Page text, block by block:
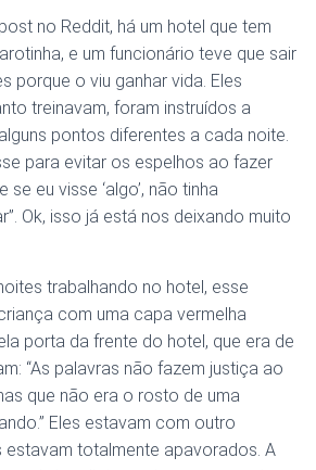
no Reddit, há um hotel que tem
e um funcionário teve que sair
porque o viu ganhar vida. Eles
treinavam, foram instruídos a
pontos diferentes a cada noite.
para evitar os espelhos ao fazer
eu visse ‘algo’, não tinha
Ok, isso já está nos deixando muito
trabalhando no hotel, esse
com uma capa vermelha
porta da frente do hotel, que era de
“As palavras não fazem justiça ao
que não era o rosto de uma
Eles estavam com outro
estavam totalmente apavorados. A